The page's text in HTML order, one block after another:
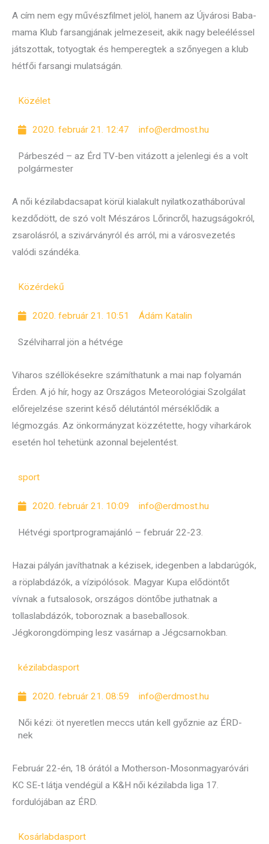
A cím nem egy művészfilmet jelöl, hanem az Újvárosi Baba-
mama Klub farsangjának jelmezeseit, akik nagy beleéléssel
játszottak, totyogtak és hemperegtek a szőnyegen a klub
hétfői farsangi mulatságán.
Közélet
2020. február 21. 12:47 info@erdmost.hu
Párbeszéd – az Érd TV-ben vitázott a jelenlegi és a volt
polgármester
A női kézilabdacsapat körül kialakult nyilatkozatháborúval
kezdődött, de szó volt Mészáros Lőrincről, hazugságokról,
zsarolásról, a szivárványról és arról, mi a városvezetés
valódi szándéka.
Közérdekű
2020. február 21. 10:51 Ádám Katalin
Szélviharral jön a hétvége
Viharos széllökésekre számíthatunk a mai nap folyamán
Érden. A jó hír, hogy az Országos Meteorológiai Szolgálat
előrejelzése szerint késő délutántól mérséklődik a
légmozgás. Az önkormányzat közzétette, hogy viharkárok
esetén hol tehetünk azonnal bejelentést.
sport
2020. február 21. 10:09 info@erdmost.hu
Hétvégi sportprogramajánló – február 22-23.
Hazai pályán javíthatnak a kézisek, idegenben a labdarúgók,
a röplabdázók, a vízipólósok. Magyar Kupa elődöntőt
vívnak a futsalosok, országos döntőbe juthatnak a
tollaslabdázók, toboroznak a baseballosok.
Jégkorongdömping lesz vasárnap a Jégcsarnokban.
kézilabdasport
2020. február 21. 08:59 info@erdmost.hu
Női kézi: öt nyeretlen meccs után kell győznie az ÉRD-
nek
Február 22-én, 18 órától a Motherson-Mosonmagyaróvári
KC SE-t látja vendégül a K&H női kézilabda liga 17.
fordulójában az ÉRD.
Kosárlabdasport